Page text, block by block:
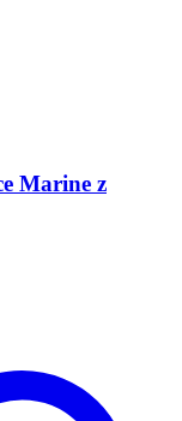
Marine z